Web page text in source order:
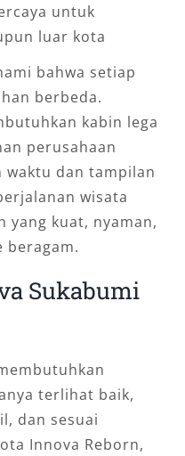
untuk
luar kota
bahwa setiap
berbeda.
kabin lega
perusahaan
waktu dan tampilan
wisata
yang kuat, nyaman,
beragam.
Sukabumi
terlihat baik,
dan sesuai
Innova Reborn,